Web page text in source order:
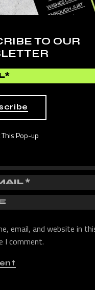
TO OUR
Pop-up
will not be published.
email, and website in
I comment.